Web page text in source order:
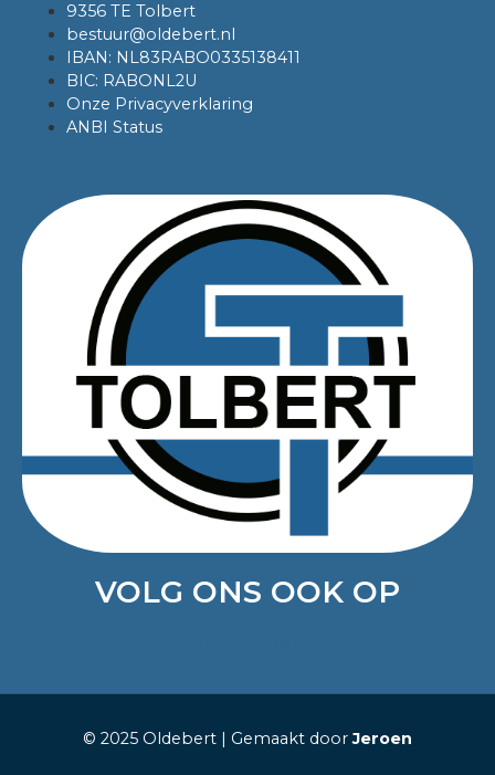
9356 TE Tolbert
bestuur@oldebert.nl
IBAN: NL83RABO0335138411
BIC: RABONL2U
Onze Privacyverklaring
ANBI Status
VOLG ONS OOK OP
© 2025 Oldebert | Gemaakt doorJeroen